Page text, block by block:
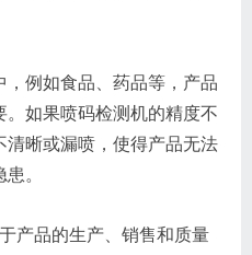
，例如食品、药品等，产品
。如果喷码检测机的精度不
清晰或漏喷，使得产品无法
。
产品的生产、销售和质量